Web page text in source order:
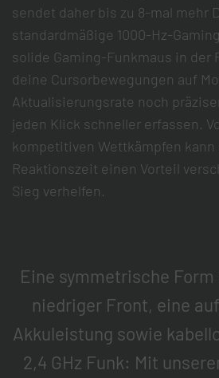
sendet daher bis zu 8-mal mehr
standardmäßige 1000-Hz-
solide Gaming-Funkmaus in der
deine Cursorbewegungen auf
Aktualisierungsrate noch
jeden Klick schneller erfassen.
kompetitiven Wettkämpfen kann
Reaktionszeit einen Vorteil
Sieg verhelfen.
Eine symmetrische
niedriger Front, eine
Akkuleistung sowie
2,4 GHz Funk: Mit